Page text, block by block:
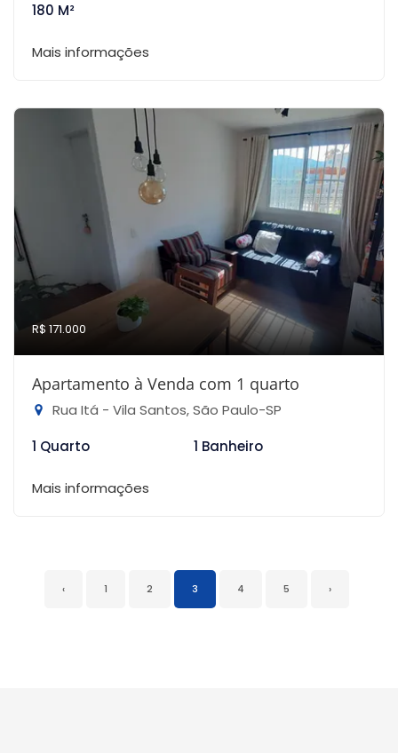
180 M²
Mais informações
R$ 171.000
Apartamento à Venda com 1 quarto
Rua Itá - Vila Santos, São Paulo-SP
1 Quarto
1 Banheiro
Mais informações
‹ 1 2 3 4 5 ›